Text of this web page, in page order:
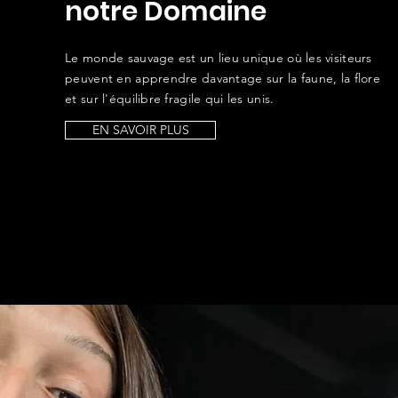
notre Domaine
Le monde sauvage est un lieu unique où les visiteurs
peuvent en apprendre davantage sur la faune, la flore
et sur l'équilibre fragile qui les unis.
EN SAVOIR PLUS